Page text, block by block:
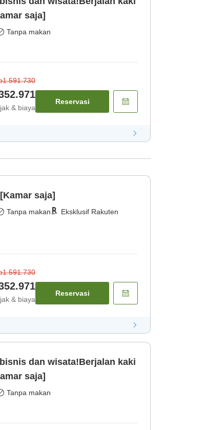
saja]
Tanpa makan
& biaya
Reservasi
saja]
Tanpa makan Eksklusif Rakuten
& biaya
Reservasi
dan wisata!Berjalan kaki
saja]
Tanpa makan